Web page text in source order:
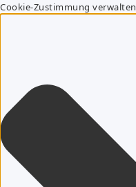
Cookie-Zustimmung verwalten